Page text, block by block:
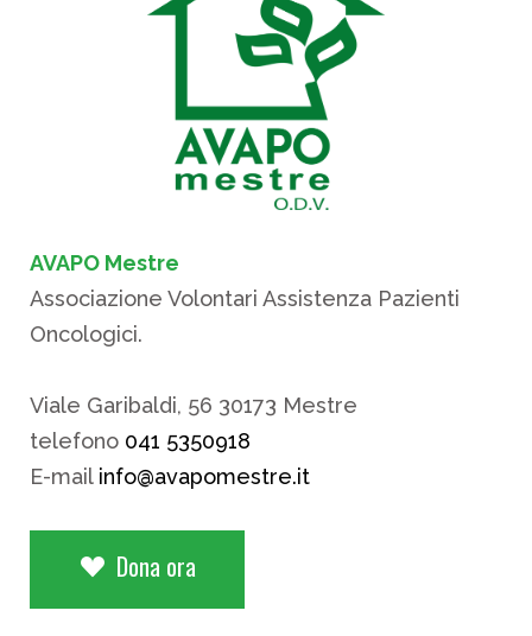
AVAPO Mestre
Associazione Volontari Assistenza Pazienti
Oncologici.
Viale Garibaldi, 56 30173 Mestre
telefono 041 5350918
E-mail info@avapomestre.it
Dona ora